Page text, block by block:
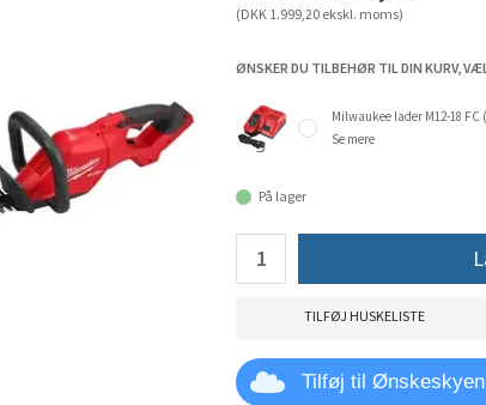
(DKK 1.999,20 ekskl. moms)
ØNSKER DU TILBEHØR TIL DIN KURV,
Milwaukee lader M12-18 FC
Se mere
På lager
TILFØJ HUSKELISTE
Tilføj til Ønskeskyen